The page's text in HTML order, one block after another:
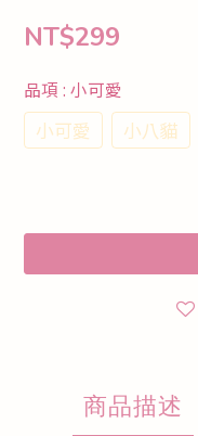
NT$299
品項 : 小可愛
小可愛 小八貓
商品描述